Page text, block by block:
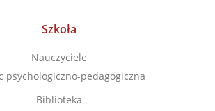
Szkoła
Nauczyciele
psychologiczno-pedagogiczna
Biblioteka